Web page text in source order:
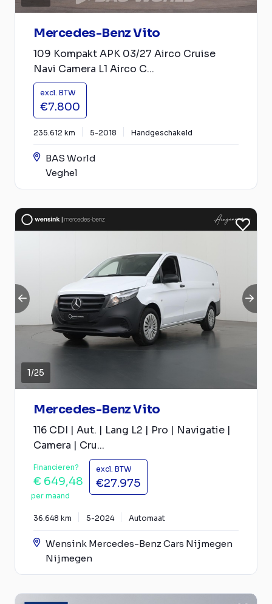
Mercedes-Benz Vito
109 Kompakt APK 03/27 Airco Cruise
Navi Camera L1 Airco C...
excl. BTW
€7.800
235.612 km 5-2018 Handgeschakeld
BAS World
Veghel
1/25
Mercedes-Benz Vito
116 CDI | Aut. | Lang L2 | Pro | Navigatie |
Camera | Cru...
Financieren?
€ 649,48
per maand
excl. BTW
€27.975
36.648 km 5-2024 Automaat
Wensink Mercedes-Benz Cars Nijmegen
Nijmegen